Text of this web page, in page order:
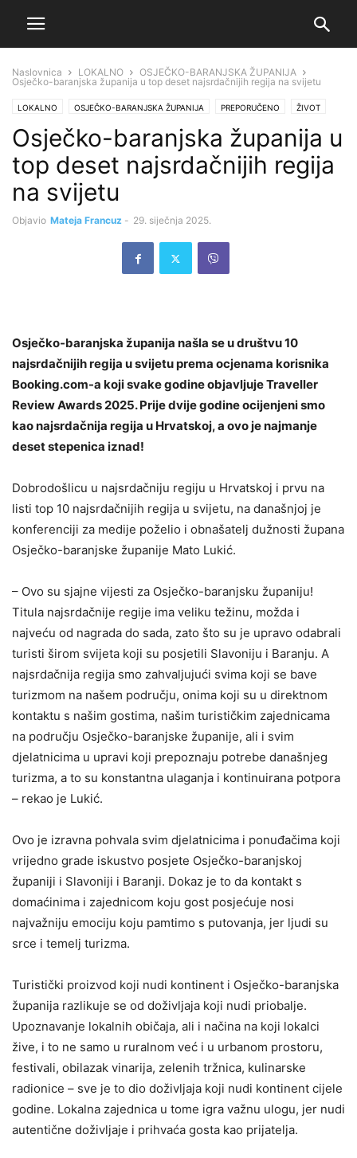
Naslovnica LOKALNO
OSJEČKO-BARANJSKA ŽUPANIJA
Osječko-baranjska županija u top deset najsrdačnijih regija na svijetu
LOKALNO OSJEČKO-BARANJSKA ŽUPANIJA PREPORUČENO ŽIVOT
Osječko-baranjska županija u
top deset najsrdačnijih regija
na svijetu
Objavio Mateja Francuz - 29. siječnja 2025.
Osječko-baranjska županija našla se u društvu 10
najsrdačnijih regija u svijetu prema ocjenama korisnika
Booking.com-a koji svake godine objavljuje Traveller
Review Awards 2025. Prije dvije godine ocijenjeni smo
kao najsrdačnija regija u Hrvatskoj, a ovo je najmanje
deset stepenica iznad!
Dobrodošlicu u najsrdačniju regiju u Hrvatskoj i prvu na
listi top 10 najsrdačnijih regija u svijetu, na današnjoj je
konferenciji za medije poželio i obnašatelj dužnosti župana
Osječko-baranjske županije Mato Lukić.
– Ovo su sjajne vijesti za Osječko-baranjsku županiju!
Titula najsrdačnije regije ima veliku težinu, možda i
najveću od nagrada do sada, zato što su je upravo odabrali
turisti širom svijeta koji su posjetili Slavoniju i Baranju. A
najsrdačnija regija smo zahvaljujući svima koji se bave
turizmom na našem području, onima koji su u direktnom
kontaktu s našim gostima, našim turističkim zajednicama
na području Osječko-baranjske županije, ali i svim
djelatnicima u upravi koji prepoznaju potrebe današnjeg
turizma, a to su konstantna ulaganja i kontinuirana potpora
– rekao je Lukić.
Ovo je izravna pohvala svim djelatnicima i ponuđačima koji
vrijedno grade iskustvo posjete Osječko-baranjskoj
županiji i Slavoniji i Baranji. Dokaz je to da kontakt s
domaćinima i zajednicom koju gost posjećuje nosi
najvažniju emociju koju pamtimo s putovanja, jer ljudi su
srce i temelj turizma.
Turistički proizvod koji nudi kontinent i Osječko-baranjska
županija razlikuje se od doživljaja koji nudi priobalje.
Upoznavanje lokalnih običaja, ali i načina na koji lokalci
žive, i to ne samo u ruralnom već i u urbanom prostoru,
festivali, obilazak vinarija, zelenih tržnica, kulinarske
radionice – sve je to dio doživljaja koji nudi kontinent cijele
godine. Lokalna zajednica u tome igra važnu ulogu, jer nudi
autentične doživljaje i prihvaća gosta kao prijatelja.